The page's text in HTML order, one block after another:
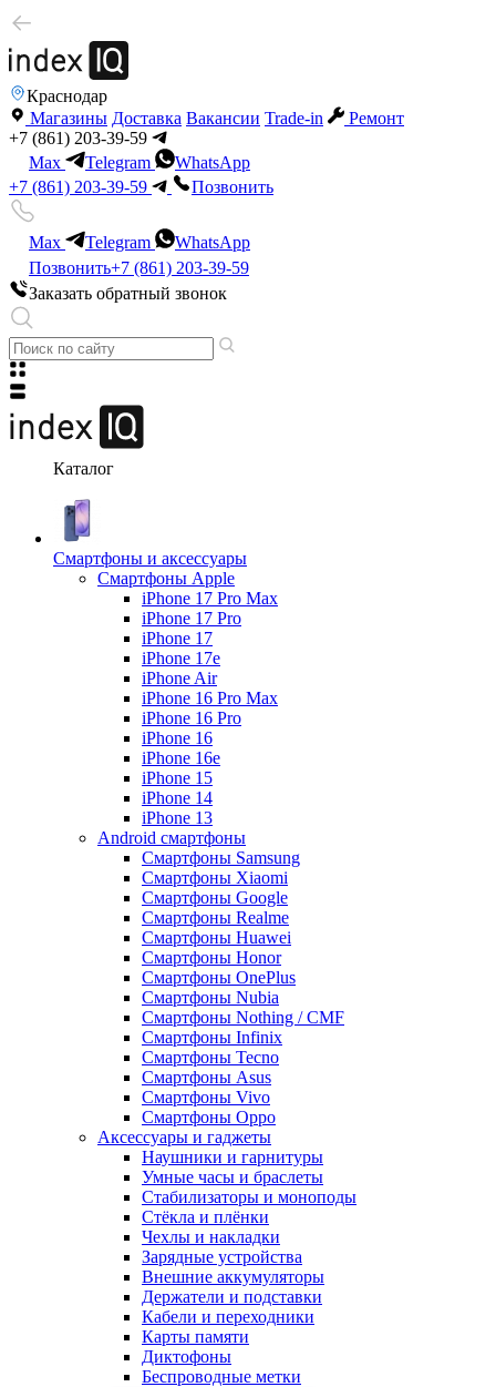
Краснодар
Магазины Доставка Вакансии Trade-in
Ремонт
+7 (861) 203-39-59
Max
Telegram
WhatsApp
+7 (861) 203-39-59
Позвонить
Max Telegram
WhatsApp
Позвонить+7 (861) 203-39-59
Заказать обратный звонок
Каталог
Смартфоны и аксессуары
Смартфоны Apple
iPhone 17 Pro Max
iPhone 17 Pro
iPhone 17
iPhone 17e
iPhone Air
iPhone 16 Pro Max
iPhone 16 Pro
iPhone 16
iPhone 16e
iPhone 15
iPhone 14
iPhone 13
Android cмартфоны
Смартфоны Samsung
Смартфоны Xiaomi
Смартфоны Google
Смартфоны Realme
Смартфоны Huawei
Смартфоны Honor
Смартфоны OnePlus
Смартфоны Nubia
Смартфоны Nothing / CMF
Смартфоны Infinix
Смартфоны Tecno
Смартфоны Asus
Смартфоны Vivo
Смартфоны Oppo
Аксессуары и гаджеты
Наушники и гарнитуры
Умные часы и браслеты
Стабилизаторы и моноподы
Стёкла и плёнки
Чехлы и накладки
Зарядные устройства
Внешние аккумуляторы
Держатели и подставки
Кабели и переходники
Карты памяти
Диктофоны
Беспроводные метки